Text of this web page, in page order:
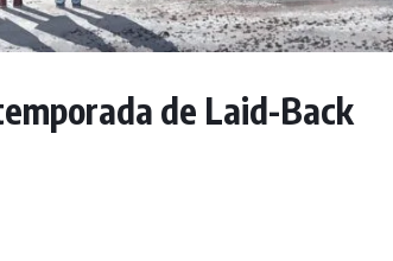
de Laid-Back